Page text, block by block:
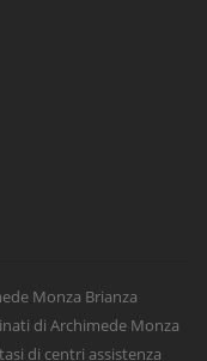
Monza Brianza
di Archimede Monza
di centri assistenza